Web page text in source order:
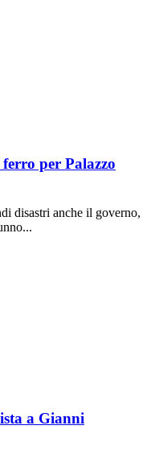
per Palazzo
disastri anche il governo,
a Gianni